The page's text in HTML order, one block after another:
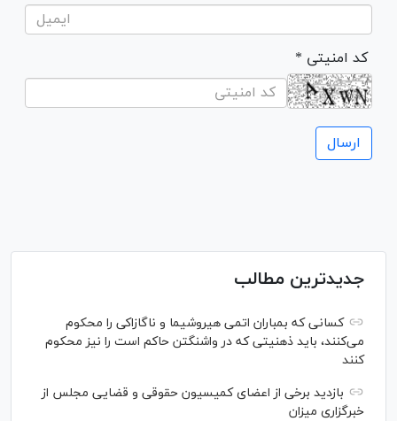
* کد امنیتی
جدیدترین مطالب
کسانی که بمباران اتمی هیروشیما و ناگازاکی را محکوم
می‌کنند، باید ذهنیتی که در واشنگتن حاکم است را نیز محکوم
کنند
بازدید برخی از اعضای کمیسیون حقوقی و قضایی مجلس از
خبرگزاری میزان